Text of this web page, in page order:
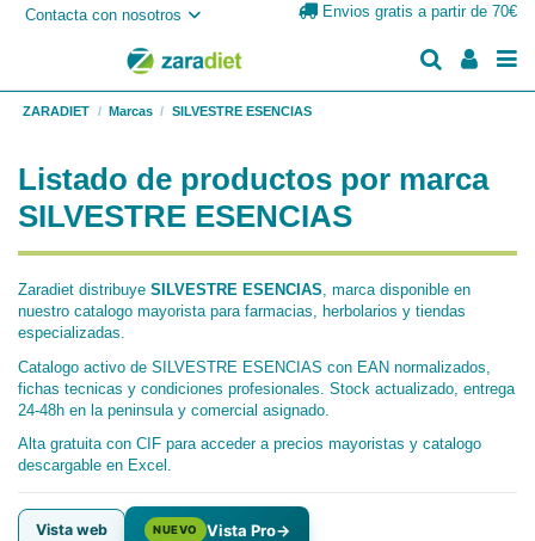
Contacta con nosotros Envios gratis a partir de 70€
ZARADIET Marcas SILVESTRE ESENCIAS
Listado de productos por marca
SILVESTRE ESENCIAS
Zaradiet distribuye SILVESTRE ESENCIAS, marca disponible en
nuestro catalogo mayorista para farmacias, herbolarios y tiendas
especializadas.
Catalogo activo de SILVESTRE ESENCIAS con EAN normalizados,
fichas tecnicas y condiciones profesionales. Stock actualizado, entrega
24-48h en la peninsula y comercial asignado.
Alta gratuita con CIF para acceder a precios mayoristas y catalogo
descargable en Excel.
Vista web NUEVO Vista Pro→